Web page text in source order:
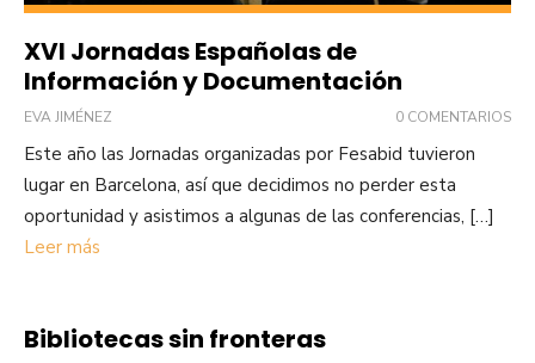
XVI Jornadas Españolas de
Información y Documentación
EVA JIMÉNEZ 0 COMENTARIOS
Este año las Jornadas organizadas por Fesabid tuvieron
lugar en Barcelona, así que decidimos no perder esta
oportunidad y asistimos a algunas de las conferencias, […]
Leer más
Bibliotecas sin fronteras